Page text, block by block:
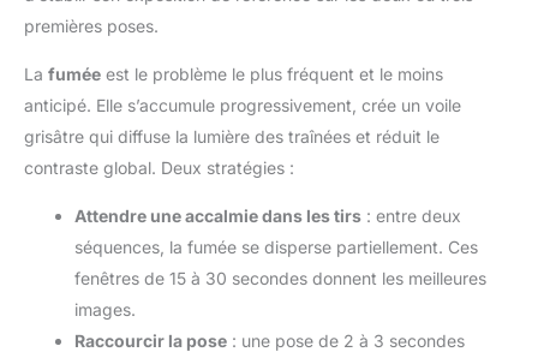
trépieds, des cardans, etc., ou
griffe froide équipé installé sur
l’appareil photo, qui peut être
sélectionné de manière flexible
premières poses.
La fumée est le problème le plus fréquent et le moins
anticipé. Elle s’accumule progressivement, crée un voile
grisâtre qui diffuse la lumière des traînées et réduit le
contraste global. Deux stratégies :
Attendre une accalmie dans les tirs : entre deux
séquences, la fumée se disperse partiellement. Ces
fenêtres de 15 à 30 secondes donnent les meilleures
images.
Raccourcir la pose : une pose de 2 à 3 secondes